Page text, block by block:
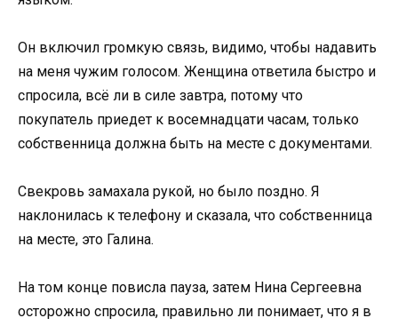
Он включил громкую связь, видимо, чтобы надавить
на меня чужим голосом. Женщина ответила быстро и
спросила, всё ли в силе завтра, потому что
покупатель приедет к восемнадцати часам, только
собственница должна быть на месте с документами.
Свекровь замахала рукой, но было поздно. Я
наклонилась к телефону и сказала, что собственница
на месте, это Галина.
На том конце повисла пауза, затем Нина Сергеевна
осторожно спросила, правильно ли понимает, что я в